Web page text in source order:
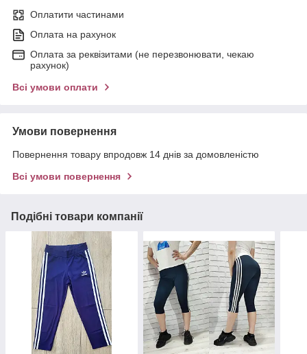
Оплатити частинами
Оплата на рахунок
Оплата за реквізитами (не перезвонювати, чекаю
рахунок)
Всі умови оплати
Умови повернення
Повернення товару впродовж 14 днів за домовленістю
Всі умови повернення
Подібні товари компанії